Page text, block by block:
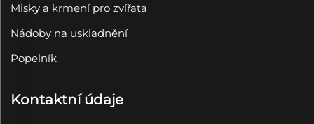
Misky a krmení pro zvířata
Nádoby na uskladnění
Popelník
Kontaktní údaje